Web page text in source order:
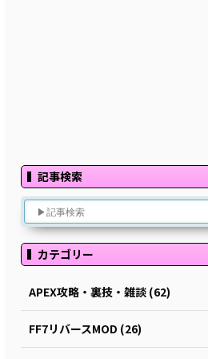
記事検索
カテゴリー
APEX攻略・裏技・雑談 (62)
FF7リバースMOD (26)